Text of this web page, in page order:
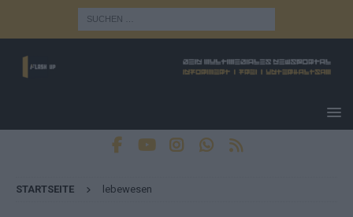
STARTSEITE lebewesen